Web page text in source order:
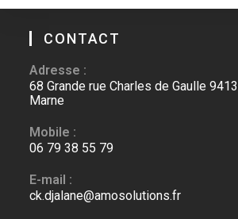
CONTACT
Adresse :
68 Grande rue Charles de Gaulle
Marne
Mobile :
06 79 38 55 79
E-mail :
ck.djalane@amosolutions.fr